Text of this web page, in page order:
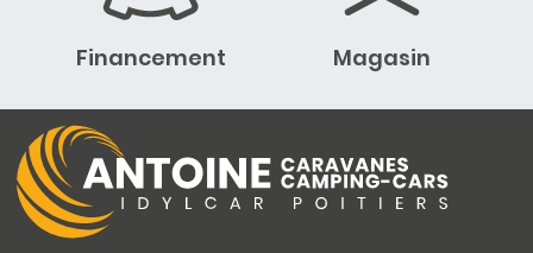
Financement Magasin